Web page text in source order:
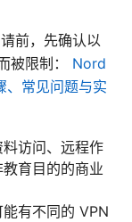
前，先确认以
被限制： Nord
、常见问题与实
访问、远程作
育目的的商业
有不同的 VPN